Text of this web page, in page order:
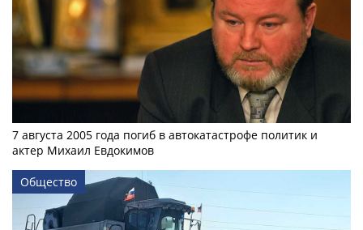
7 августа 2005 года погиб в автокатастрофе политик и
актер Михаил Евдокимов
Общество